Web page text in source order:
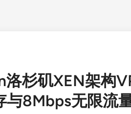
洛杉矶XEN架构
与8Mbps无限流